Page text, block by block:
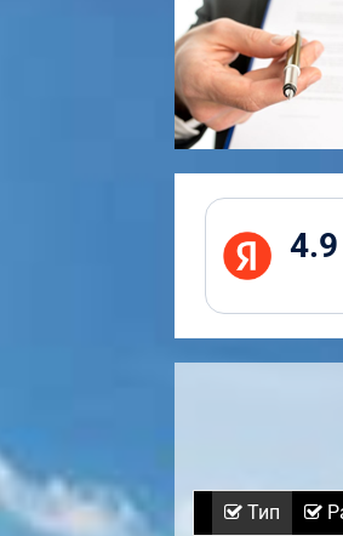
4.9
Тип